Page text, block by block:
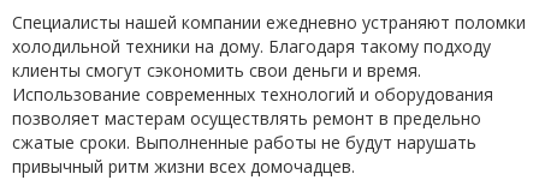
Специалисты нашей компании ежедневно устраняют поломки
холодильной техники на дому. Благодаря такому подходу
клиенты смогут сэкономить свои деньги и время.
Использование современных технологий и оборудования
позволяет мастерам осуществлять ремонт в предельно
сжатые сроки. Выполненные работы не будут нарушать
привычный ритм жизни всех домочадцев.